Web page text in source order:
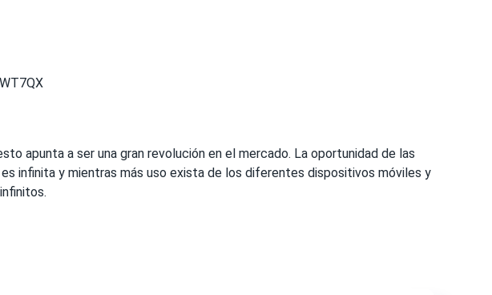
apunta a ser una gran revolución en el mercado. La oportunidad de las
infinita y mientras más uso exista de los diferentes dispositivos móviles y